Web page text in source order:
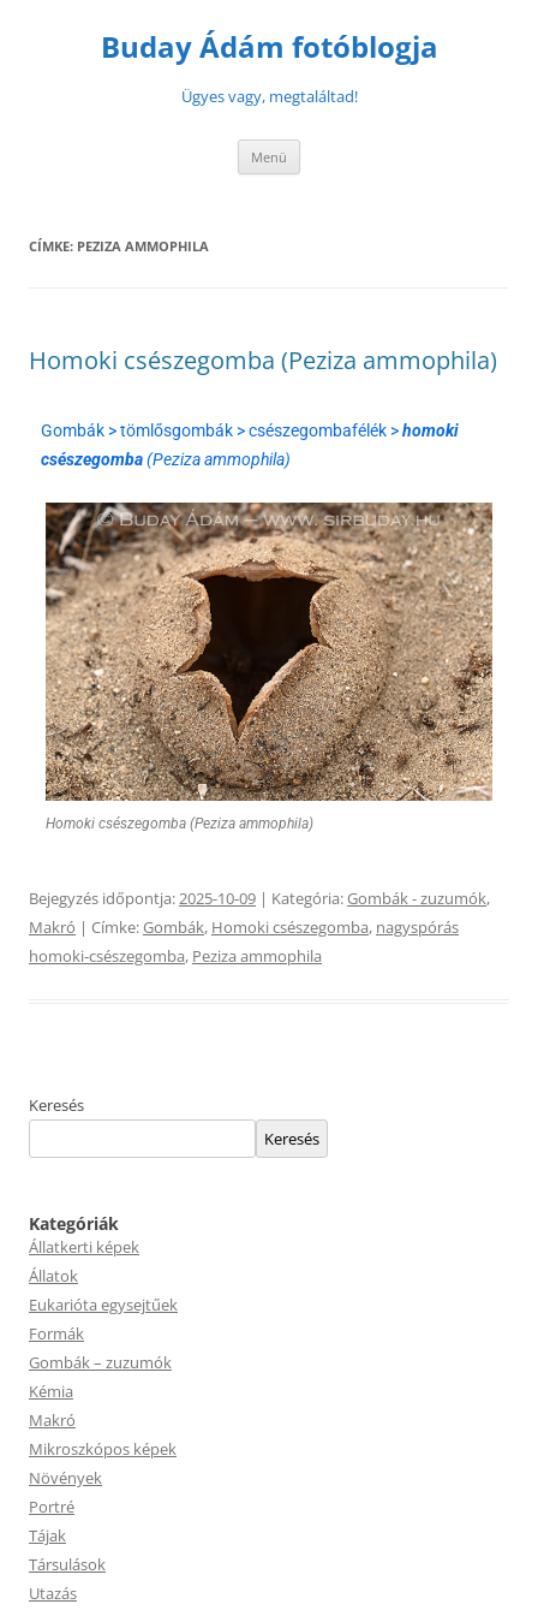
Buday Ádám fotóblogja
Ügyes vagy, megtaláltad!
Menü
CÍMKE: PEZIZA AMMOPHILA
Homoki csészegomba (Peziza ammophila)
Gombák > tömlősgombák > csészegombafélék >homoki
csészegomba(Peziza ammophila)
Homoki csészegomba (Peziza ammophila)
Bejegyzés időpontja:2025-10-09 | Kategória:Gombák - zuzumók,
Makró | Címke:Gombák, Homoki csészegomba, nagyspórás
homoki-csészegomba, Peziza ammophila
Keresés
Keresés
Kategóriák
Állatkerti képek
Állatok
Eukarióta egysejtűek
Formák
Gombák – zuzumók
Kémia
Makró
Mikroszkópos képek
Növények
Portré
Tájak
Társulások
Utazás